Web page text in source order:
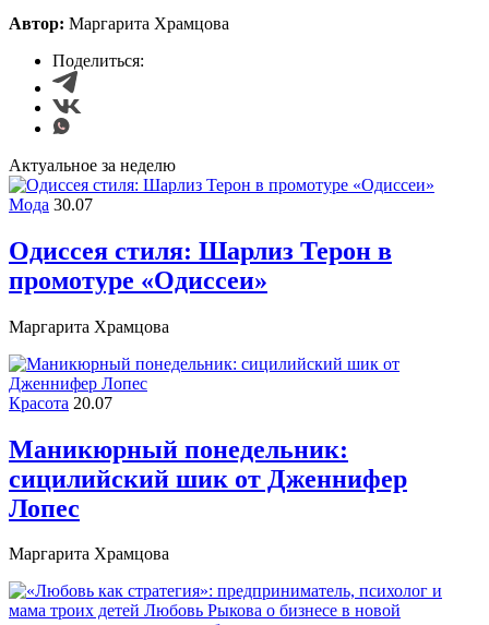
Автор: Маргарита Храмцова
Поделиться:
Актуальное за неделю
Мода 30.07
Одиссея стиля: Шарлиз Терон в
промотуре «Одиссеи»
Маргарита Храмцова
Красота 20.07
Маникюрный понедельник:
сицилийский шик от Дженнифер
Лопес
Маргарита Храмцова